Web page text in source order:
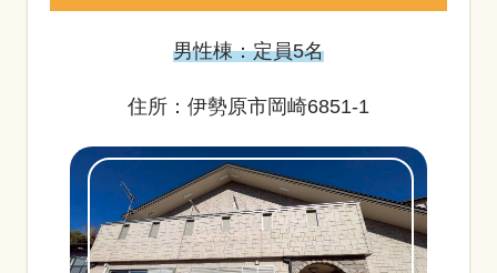
男性棟：定員5名
住所：伊勢原市岡崎6851-1